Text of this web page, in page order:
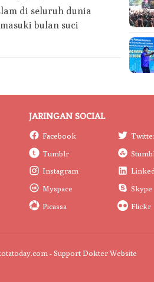
di seluruh dunia
bulan suci
JARINGAN SOCIAL
Facebook
Tumblr
Instagram
Myspace
Skype
Picassa
Flickr
- Support Dokter Website